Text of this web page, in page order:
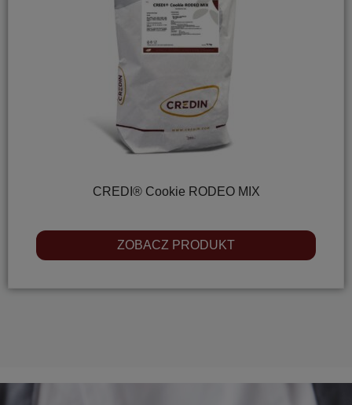
CREDI® Cookie RODEO MIX
ZOBACZ PRODUKT